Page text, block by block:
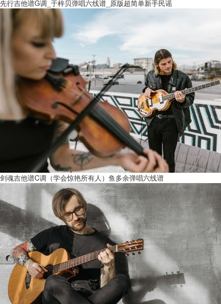
先行吉他谱G调_于梓贝弹唱六线谱_原版超简单新手民谣
剑魂吉他谱C调（学会惊艳所有人）鱼多余弹唱六线谱